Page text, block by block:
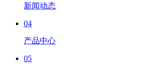
新闻动态
04
产品中心
05